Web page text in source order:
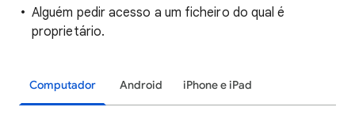
Alguém pedir acesso a um ficheiro do qual é
proprietário.
Computador Android iPhone e iPad